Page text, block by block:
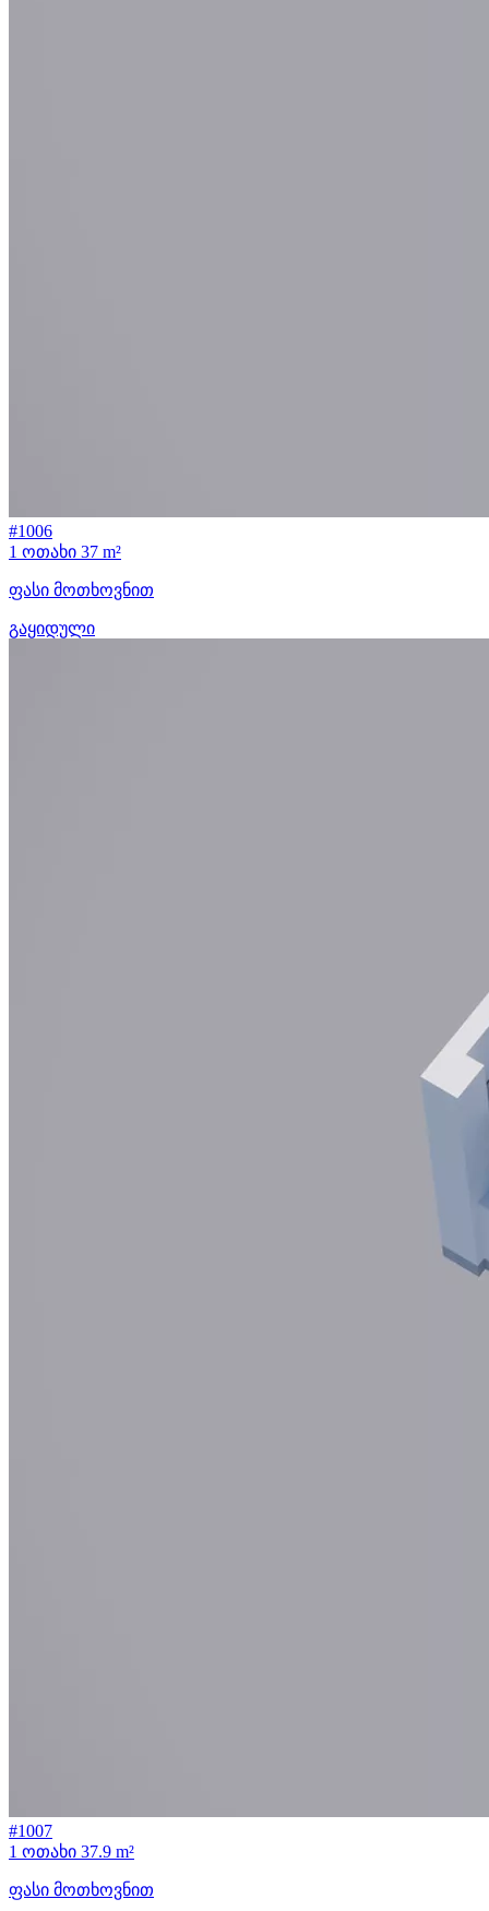
#1006
1 ოთახი 37 m²
ფასი მოთხოვნით
გაყიდული
#1007
1 ოთახი 37.9 m²
ფასი მოთხოვნით